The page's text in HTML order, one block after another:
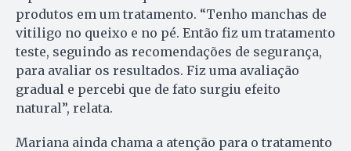
produtos em um tratamento. “Tenho manchas de
vitiligo no queixo e no pé. Então fiz um tratamento
teste, seguindo as recomendações de segurança,
para avaliar os resultados. Fiz uma avaliação
gradual e percebi que de fato surgiu efeito
natural”, relata.
Mariana ainda chama a atenção para o tratamento